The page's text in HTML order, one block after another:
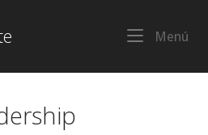
Menú